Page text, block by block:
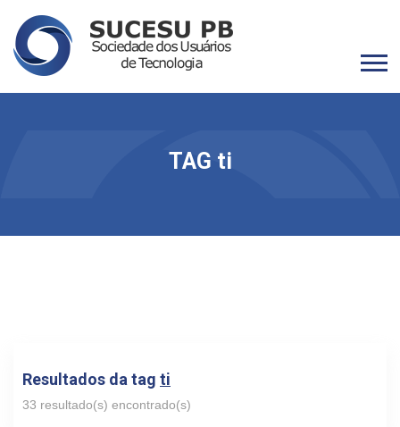
TAG ti
Resultados da tag ti
33 resultado(s) encontrado(s)